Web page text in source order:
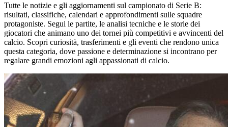
Tutte le notizie e gli aggiornamenti sul campionato di Serie B:
risultati, classifiche, calendari e approfondimenti sulle squadre
protagoniste. Segui le partite, le analisi tecniche e le storie dei
giocatori che animano uno dei tornei più competitivi e avvincenti del
calcio. Scopri curiosità, trasferimenti e gli eventi che rendono unica
questa categoria, dove passione e determinazione si incontrano per
regalare grandi emozioni agli appassionati di calcio.